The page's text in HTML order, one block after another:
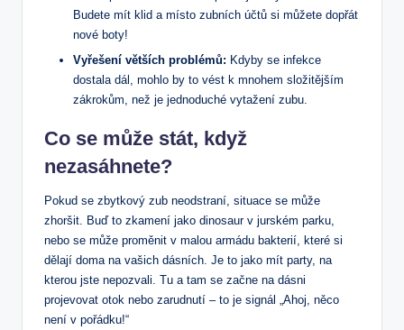
Budete mít klid a místo zubních účtů si můžete dopřát
nové boty!
Vyřešení větších problémů: Kdyby se infekce
dostala dál, mohlo by to vést k mnohem složitějším
zákrokům, než je jednoduché vytažení zubu.
Co se může stát, když
nezasáhnete?
Pokud se zbytkový zub neodstraní, situace se může
zhoršit. Buď to zkamení jako dinosaur v jurském parku,
nebo se může proměnit v malou armádu bakterií, které si
dělají doma na vašich dásních. Je to jako mít party, na
kterou jste nepozvali. Tu a tam se začne na dásni
projevovat otok nebo zarudnutí – to je signál „Ahoj, něco
není v pořádku!“